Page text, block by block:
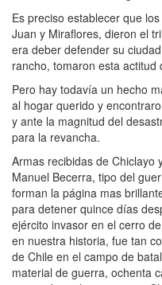
Es preciso establecer que
Juan y Miraflores, dieron el
era deber defender su
rancho, tomaron esta
Pero hay todavía un hecho
al hogar querido y
y ante la magnitud del
para la revancha.
Armas recibidas de Chiclayo
Manuel Becerra, tipo del
forman la página mas
para detener quince días
ejército invasor en el cerro
en nuestra historia, fue tan
de Chile en el campo de
material de guerra, ochenta